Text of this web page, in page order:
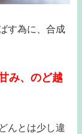
す為に、合成
み、のど越
んとは少し違